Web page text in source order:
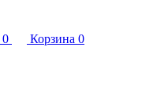
0 Корзина 0